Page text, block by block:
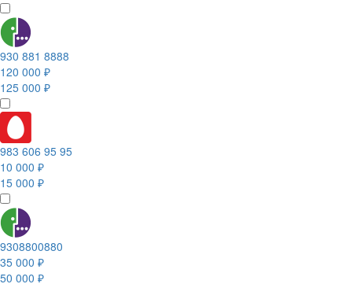
930 881 8888
120 000 ₽
125 000 ₽
983 606 95 95
10 000 ₽
15 000 ₽
9308800880
35 000 ₽
50 000 ₽